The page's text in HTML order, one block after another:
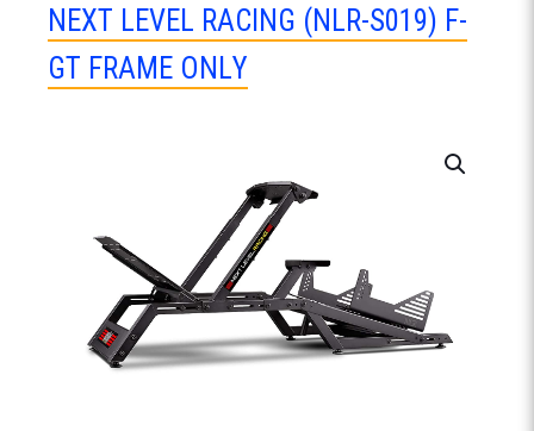
ΝΕΧΤ LΕVΕL RΑCΙΝG (ΝLR-S019) F-
GΤ FRΑΜΕ ΟΝLΥ